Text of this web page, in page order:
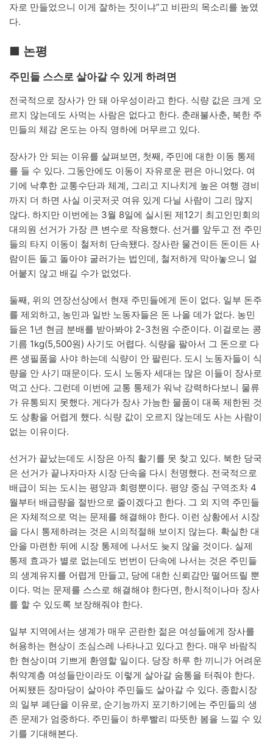
자로 만들었으니 이게 잘하는 짓이냐”고 비판의 목소리를 높였
다.
■ 논평
주민들 스스로 살아갈 수 있게 하려면
전국적으로 장사가 안 돼 아우성이라고 한다. 식량 값은 크게 오
르지 않는데도 사먹는 사람은 없다고 한다. 춘래불사춘, 북한 주
민들의 체감 온도는 아직 영하에 머무르고 있다.
장사가 안 되는 이유를 살펴보면, 첫째, 주민에 대한 이동 통제
를 들 수 있다. 그동안에도 이동이 자유로운 편은 아니었다. 여
기에 낙후한 교통수단과 체계, 그리고 지나치게 높은 여행 경비
까지 더 하면 사실 이곳저곳 여유 있게 다닐 사람이 그리 많지
않다. 하지만 이번에는 3월 8일에 실시된 제12기 최고인민회의
대의원 선거가 가장 큰 변수로 작용했다. 선거를 앞두고 전 주민
들의 타지 이동이 철저히 단속됐다. 장사란 물건이든 돈이든 사
람이든 돌고 돌아야 굴러가는 법인데, 철저하게 막아놓으니 얼
어붙지 않고 배길 수가 없었다.
둘째, 위의 연장선상에서 현재 주민들에게 돈이 없다. 일부 돈주
를 제외하고, 농민과 일반 노동자들은 돈 나올 데가 없다. 농민
들은 1년 현금 분배를 받아봐야 2-3천원 수준이다. 이걸로는 콩
기름 1kg(5,500원) 사기도 어렵다. 식량을 팔아서 그 돈으로 다
른 생필품을 사야 하는데 식량이 안 팔린다. 도시 노동자들이 식
량을 안 사기 때문이다. 도시 노동자 세대는 많은 이들이 장사로
먹고 산다. 그런데 이번에 교통 통제가 워낙 강력하다보니 물류
가 유통되지 못했다. 게다가 장사 가능한 물품이 대폭 제한된 것
도 상황을 어렵게 했다. 식량 값이 오르지 않는데도 사는 사람이
없는 이유이다.
선거가 끝났는데도 시장은 아직 활기를 못 찾고 있다. 북한 당국
은 선거가 끝나자마자 시장 단속을 다시 천명했다. 전국적으로
배급이 되는 도시는 평양과 회령뿐이다. 평양 중심 구역조차 4
월부터 배급량을 절반으로 줄이겠다고 한다. 그 외 지역 주민들
은 자체적으로 먹는 문제를 해결해야 한다. 이런 상황에서 시장
을 다시 통제하려는 것은 시의적절해 보이지 않는다. 확실한 대
안을 마련한 뒤에 시장 통제에 나서도 늦지 않을 것이다. 실제
통제 효과가 별로 없는데도 번번이 단속에 나서는 것은 주민들
의 생계유지를 어렵게 만들고, 당에 대한 신뢰감만 떨어뜨릴 뿐
이다. 먹는 문제를 스스로 해결해야 한다면, 한시적이나마 장사
를 할 수 있도록 보장해줘야 한다.
일부 지역에서는 생계가 매우 곤란한 젊은 여성들에게 장사를
허용하는 현상이 조심스레 나타나고 있다고 한다. 매우 바람직
한 현상이며 기쁘게 환영할 일이다. 당장 하루 한 끼니가 어려운
취약계층 여성들만이라도 이렇게 살아갈 숨통을 터줘야 한다.
어찌됐든 장마당이 살아야 주민들도 살아갈 수 있다. 종합시장
의 일부 폐단을 이유로, 순기능까지 포기하기에는 주민들의 생
존 문제가 엄중하다. 주민들이 하루빨리 따뜻한 봄을 느낄 수 있
기를 기대해본다.